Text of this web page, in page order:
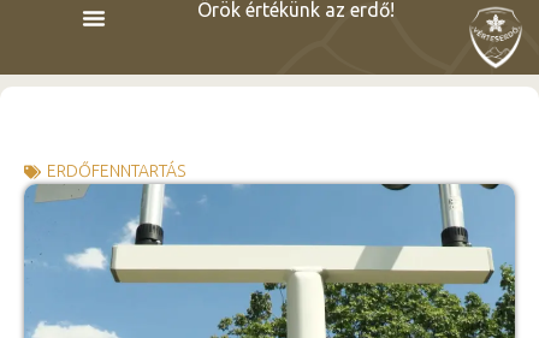
Örök értékünk az erdő!
ERDŐFENNTARTÁS